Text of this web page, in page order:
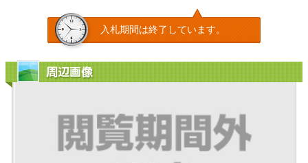
入札期間は終了しています。
周辺画像